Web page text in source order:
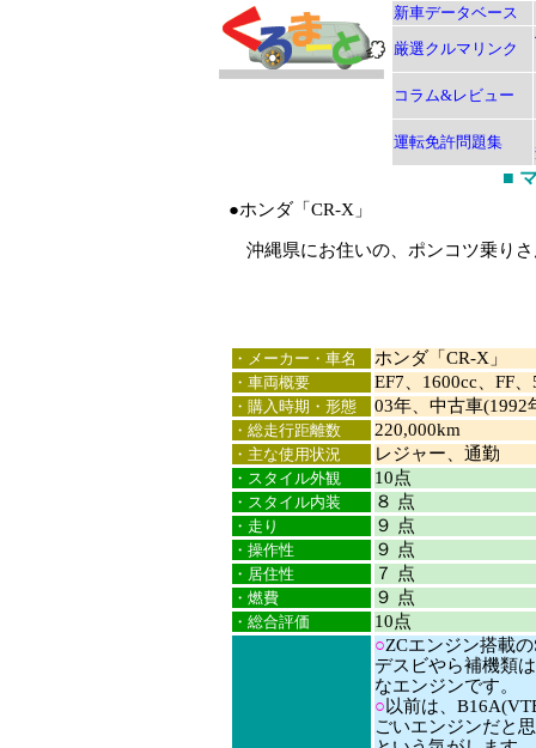
新車データベース
厳選クルマリンク
コラム&レビュー
運転免許問題集
■
●ホンダ「CR-X」
沖縄県にお住いの、ポンコツ乗り
・メーカー・車名 ホンダ「CR-X」
・車両概要 EF7、1600cc、FF
・購入時期・形態 03年、中古車(1992
・総走行距離数 220,000km
・主な使用状況 レジャー、通勤
・スタイル外観 10点
・スタイル内装 ８ 点
・走り ９ 点
・操作性 ９ 点
・居住性 ７ 点
・燃費 ９ 点
・総合評価 10点
○ZCエンジン搭載
デスビやら補機類
なエンジンです。
○以前は、
ごいエンジンだと